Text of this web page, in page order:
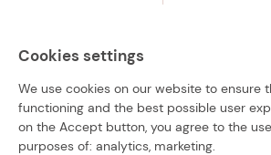
Cookies settings
We use cookies on our website to ensure
functioning and the best possible user
on the Accept button, you agree to the
purposes of: analytics, marketing.
B.6G|byt| 3+kk | 73,3 m²
6.NP
Bytový dům Příční 14
připraven k